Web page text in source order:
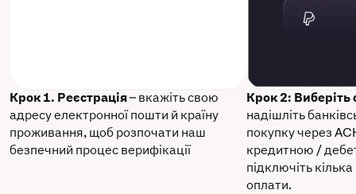
Крок 1. Реєстрація– вкажіть свою
адресу електронної пошти й країну
проживання, щоб розпочати наш
безпечний процес верифікації
Крок 2: Виберіть
надішліть
покупку через
кредитною /
підключіть
оплати.